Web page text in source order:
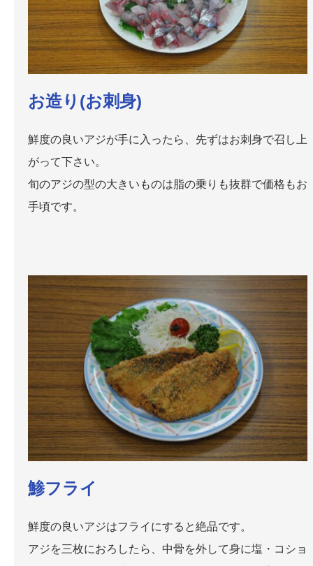
お造り(お刺身)
鮮度の良いアジが手に入ったら、先ずはお刺身で召し上
がって下さい。
旬のアジの型の大きいものは脂の乗りも抜群で価格もお
手頃です。
鯵フライ
鮮度の良いアジはフライにすると絶品です。
アジを三枚におろしたら、中骨を外して身に塩・コショ